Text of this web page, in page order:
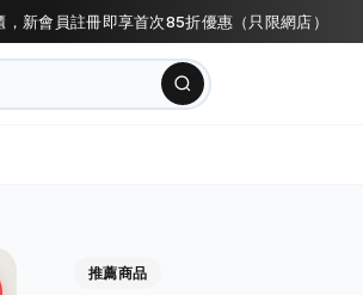
新會員註冊即享首次85折優惠（只限網店）
推薦商品